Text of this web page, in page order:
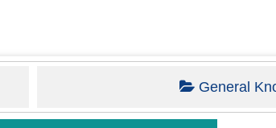
General